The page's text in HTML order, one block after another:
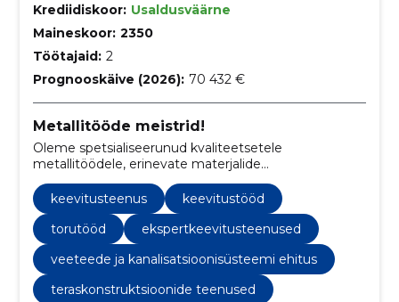
Krediidiskoor: Usaldusväärne
Maineskoor: 2350
Töötajaid: 2
Prognooskäive (2026): 70 432 €
Metallitööde meistrid!
Oleme spetsialiseerunud kvaliteetsetele
metallitöödele, erinevate materjalide
keevitusteenustele ja põhjalikele
torustikulahendustele, tagades, et iga projekt vastab
kõrgeimatele käsitöö ja vastupidavuse standarditele.
keevitusteenus
keevitustööd
torutööd
ekspertkeevitusteenused
veeteede ja kanalisatsioonisüsteemi ehitus
teraskonstruktsioonide teenused